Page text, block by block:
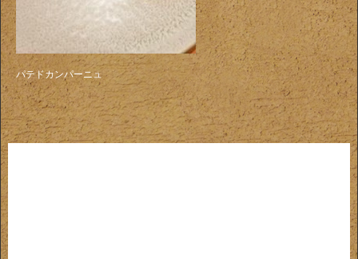
パテドカンパーニュ